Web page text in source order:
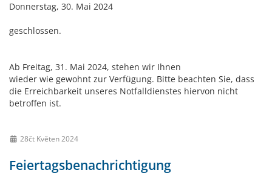
Donnerstag, 30. Mai 2024
geschlossen.
Ab Freitag, 31. Mai 2024, stehen wir Ihnen
wieder wie gewohnt zur Verfügung. Bitte beachten Sie, dass
die Erreichbarkeit unseres Notfalldienstes hiervon nicht
betroffen ist.
28čt Květen 2024
Feiertagsbenachrichtigung